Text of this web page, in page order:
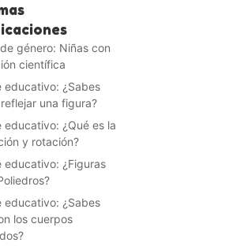
género: Niñas con
científica
educativo: ¿Sabes
una figura?
educativo: ¿Qué es la
y rotación?
educativo: ¿Figuras
educativo: ¿Sabes
los cuerpos